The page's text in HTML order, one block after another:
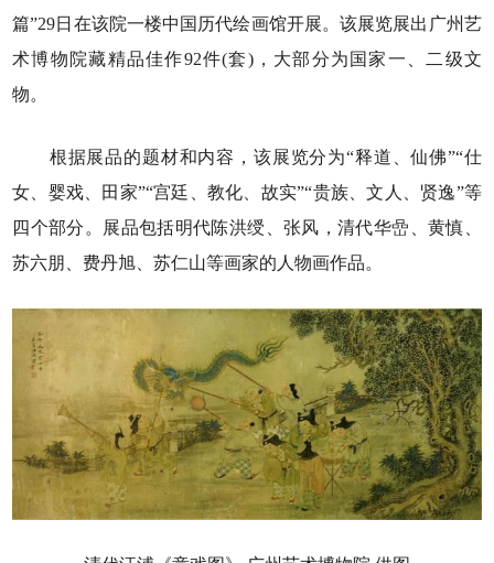
篇”29日在该院一楼中国历代绘画馆开展。该展览展出广州艺
术博物院藏精品佳作92件(套)，大部分为国家一、二级文
物。
根据展品的题材和内容，该展览分为“释道、仙佛”“仕
女、婴戏、田家”“宫廷、教化、故实”“贵族、文人、贤逸”等
四个部分。展品包括明代陈洪绶、张风，清代华嵒、黄慎、
苏六朋、费丹旭、苏仁山等画家的人物画作品。